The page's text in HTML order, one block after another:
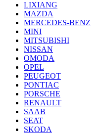
LIXIANG
MAZDA
MERCEDES-BENZ
MINI
MITSUBISHI
NISSAN
OMODA
OPEL
PEUGEOT
PONTIAC
PORSCHE
RENAULT
SAAB
SEAT
SKODA